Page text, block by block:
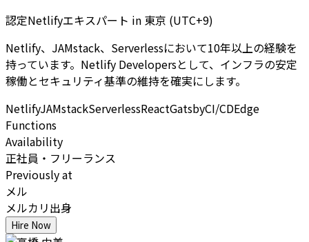
認定Netlifyエキスパート in 東京 (UTC+9)
Netlify、JAMstack、Serverlessにおいて10年以上の経験を
持っています。Netlify Developersとして、インフラの安定
稼働とセキュリティ基準の維持を確実にします。
NetlifyJAMstackServerlessReactGatsbyCI/CDEdge
Functions
Availability
正社員・フリーランス
Previously at
メル
メルカリ出身
Hire Now